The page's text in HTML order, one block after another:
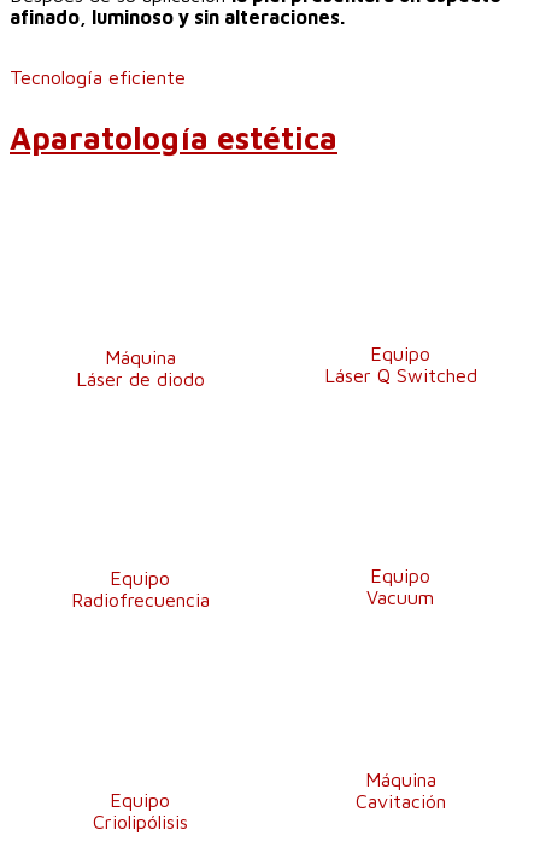
Tecnología eficiente
Aparatología estética
Máquina
Láser de diodo
Equipo
Radiofrecuencia
Equipo
Criolipólisis
Equipo
Láser Q Switched
Equipo
Vacuum
Máquina
Cavitación
afinado, luminoso y sin alteraciones.